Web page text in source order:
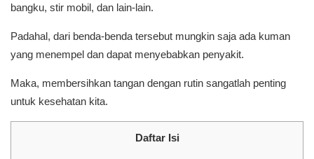
bangku, stir mobil, dan lain-lain.
Padahal, dari benda-benda tersebut mungkin saja ada kuman
yang menempel dan dapat menyebabkan penyakit.
Maka, membersihkan tangan dengan rutin sangatlah penting
untuk kesehatan kita.
Daftar Isi